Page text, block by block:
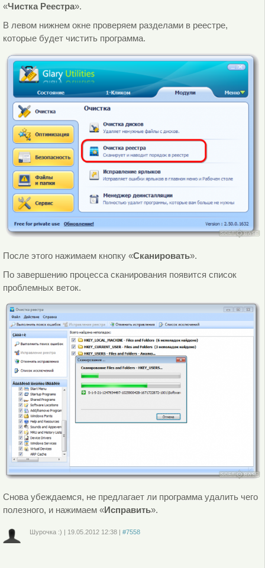
«Чистка Реестра».
В левом нижнем окне проверяем разделами в реестре,
которые будет чистить программа.
После этого нажимаем кнопку «Сканировать».
По завершению процесса сканирования появится список
проблемных веток.
Снова убеждаемся, не предлагает ли программа удалить чего
полезного, и нажимаем «Исправить».
Шурочка :) | 19.05.2012 12:38| #7558